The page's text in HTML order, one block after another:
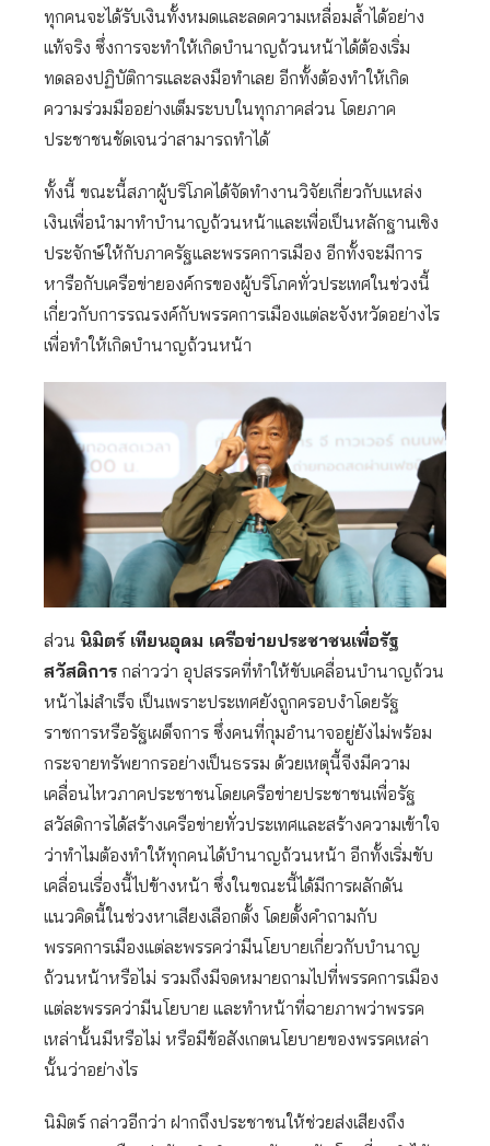
ทุกคนจะได้รับเงินทั้งหมดและลดความเหลื่อมล้ำได้อย่าง
แท้จริง ซึ่งการจะทำให้เกิดบำนาญถ้วนหน้าได้ต้องเริ่ม
ทดลองปฏิบัติการและลงมือทำเลย อีกทั้งต้องทำให้เกิด
ความร่วมมืออย่างเต็มระบบในทุกภาคส่วน โดยภาค
ประชาชนชัดเจนว่าสามารถทำได้
ทั้งนี้ ขณะนี้สภาผู้บริโภคได้จัดทำงานวิจัยเกี่ยวกับแหล่ง
เงินเพื่อนำมาทำบำนาญถ้วนหน้าและเพื่อเป็นหลักฐานเชิง
ประจักษ์ให้กับภาครัฐและพรรคการเมือง อีกทั้งจะมีการ
หารือกับเครือข่ายองค์กรของผู้บริโภคทั่วประเทศในช่วงนี้
เกี่ยวกับการรณรงค์กับพรรคการเมืองแต่ละจังหวัดอย่างไร
เพื่อทำให้เกิดบำนาญถ้วนหน้า
ส่วน นิมิตร์ เทียนอุดม เครือข่ายประชาชนเพื่อรัฐ
สวัสดิการ กล่าวว่า อุปสรรคที่ทำให้ขับเคลื่อนบำนาญถ้วน
หน้าไม่สำเร็จ เป็นเพราะประเทศยังถูกครอบงำโดยรัฐ
ราชการหรือรัฐเผด็จการ ซึ่งคนที่กุมอำนาจอยู่ยังไม่พร้อม
กระจายทรัพยากรอย่างเป็นธรรม ด้วยเหตุนี้จีงมีความ
เคลื่อนไหวภาคประชาชนโดยเครือข่ายประชาชนเพื่อรัฐ
สวัสดิการได้สร้างเครือข่ายทั่วประเทศและสร้างความเข้าใจ
ว่าทำไมต้องทำให้ทุกคนได้บำนาญถ้วนหน้า อีกทั้งเริ่มขับ
เคลื่อนเรื่องนี้ไปข้างหน้า ซึ่งในขณะนี้ได้มีการผลักดัน
แนวคิดนี้ในช่วงหาเสียงเลือกตั้ง โดยตั้งคำถามกับ
พรรคการเมืองแต่ละพรรคว่ามีนโยบายเกี่ยวกับบำนาญ
ถ้วนหน้าหรือไม่ รวมถึงมีจดหมายถามไปที่พรรคการเมือง
แต่ละพรรคว่ามีนโยบาย และทำหน้าที่ฉายภาพว่าพรรค
เหล่านั้นมีหรือไม่ หรือมีข้อสังเกตนโยบายของพรรคเหล่า
นั้นว่าอย่างไร
นิมิตร์ กล่าวอีกว่า ฝากถึงประชาชนให้ช่วยส่งเสียงถึง